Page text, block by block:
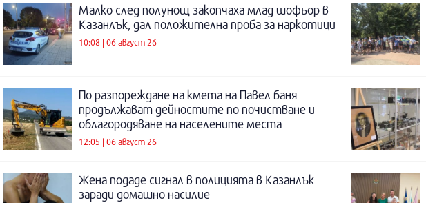
Малко след полунощ закопчаха млад шофьор в
Казанлък, дал положителна проба за наркотици
10:08 | 06 август 26
По разпореждане на кмета на Павел баня
продължават дейностите по почистване и
облагородяване на населените места
12:05 | 06 август 26
Жена подаде сигнал в полицията в Казанлък
заради домашно насилие